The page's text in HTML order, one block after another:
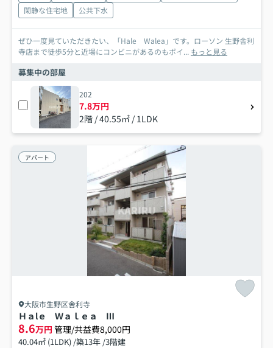
閑静な住宅地
公共下水
ぜひ一度見ていただきたい、「Hale Walea」です。ローソン 生野舎利
寺店まで徒歩5分と近場にコンビニがあるのもポイ... もっと見る
募集中の部屋
202
7.8万円
2階 / 40.55㎡ / 1LDK
アパート
大阪市生野区舎利寺
Ｈａlｅ Ｗａｌｅａ Ⅲ
8.6万円 管理/共益費8,000円
40.04㎡ (1LDK) /築13年 /3階建